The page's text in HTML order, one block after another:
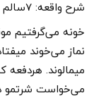
شرح واقعه:
خونه می‌گرفتیم
نماز می‌خوند
میمالوند. هردفعه
می‌خواست شرتمو